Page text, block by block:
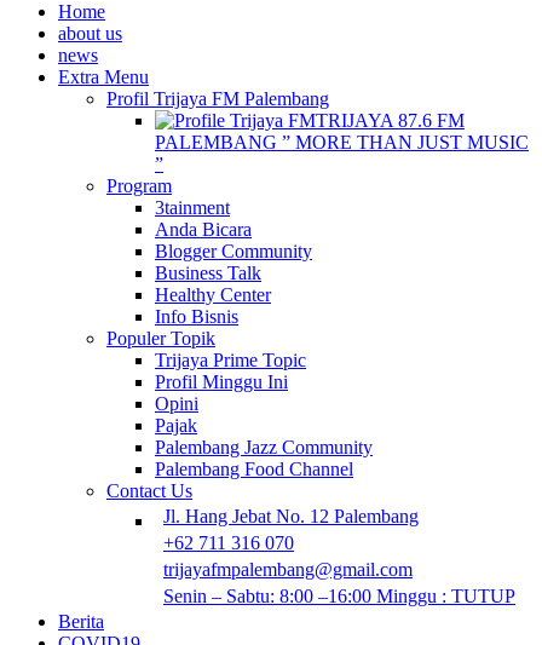
Home
about us
news
Extra Menu
Profil Trijaya FM Palembang
TRIJAYA 87.6 FM
PALEMBANG ” MORE THAN JUST MUSIC
”
Program
3tainment
Anda Bicara
Blogger Community
Business Talk
Healthy Center
Info Bisnis
Populer Topik
Trijaya Prime Topic
Profil Minggu Ini
Opini
Pajak
Palembang Jazz Community
Palembang Food Channel
Contact Us
Jl. Hang Jebat No. 12 Palembang
+62 711 316 070
trijayafmpalembang@gmail.com
Senin – Sabtu: 8:00 –16:00 Minggu : TUTUP
Berita